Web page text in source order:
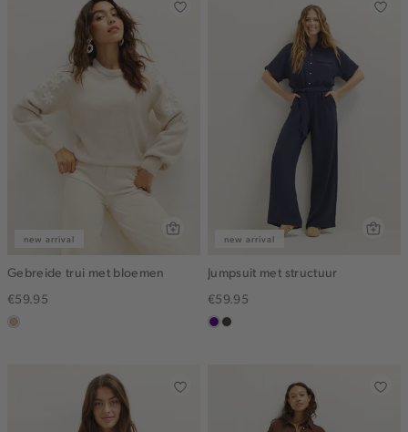
new arrival
Gebreide trui met bloemen
€59.95
lichtzand
new arrival
Jumpsuit met structuur
€59.95
indigochoco